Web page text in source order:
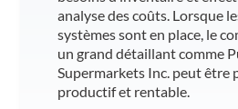
analyse des coûts. Lorsque
systèmes sont en place, le
un grand détaillant comme
Supermarkets Inc. peut être
productif et rentable.